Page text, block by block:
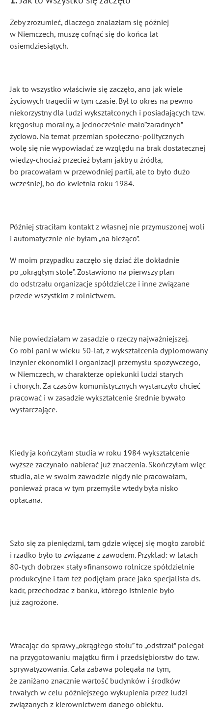
Żeby zrozumieć, dlaczego znalazłam się później
w Niemczech, muszę cofnąć się do końca lat
osiemdziesiątych.
Jak to wszystko właściwie się zaczęło, ano jak wiele
życiowych tragedii w tym czasie. Był to okres na pewno
niekorzystny dla ludzi wykształconych i posiadających tzw.
kręgosłup moralny, a jednocześnie mało”zaradnych”
życiowo. Na temat przemian społeczno-politycznych
wolę się nie wypowiadać ze względu na brak dostatecznej
wiedzy-chociaż przecież byłam jakby u źródła,
bo pracowałam w przewodniej partii, ale to było dużo
wcześniej, bo do kwietnia roku 1984.
Później straciłam kontakt z własnej nie przymuszonej woli
i automatycznie nie byłam „na bieżąco”.
W moim przypadku zaczęło się dziać źle dokładnie
po „okrągłym stole”. Zostawiono na pierwszy plan
do odstrzału organizacje spółdzielcze i inne związane
przede wszystkim z rolnictwem.
Nie powiedziałam w zasadzie o rzeczy najważniejszej.
Co robi pani w wieku 50-lat, z wykształcenia dyplomowany
inżynier ekonomiki i organizacji przemysłu spożywczego,
w Niemczech, w charakterze opiekunki ludzi starych
i chorych. Za czasów komunistycznych wystarczyło chcieć
pracować i w zasadzie wykształcenie średnie bywało
wystarczające.
Kiedy ja kończyłam studia w roku 1984 wykształcenie
wyższe zaczynało nabierać już znaczenia. Skończyłam więc
studia, ale w swoim zawodzie nigdy nie pracowałam,
ponieważ praca w tym przemyśle wtedy była nisko
opłacana.
Szło się za pieniędzmi, tam gdzie więcej się mogło zarobić
i rzadko było to związane z zawodem. Przyklad: w latach
80-tych dobrze« stały »finansowo rolnicze spółdzielnie
produkcyjne i tam też podjęłam prace jako specjalista ds.
kadr, przechodzac z banku, którego istnienie było
już zagrożone.
Wracając do sprawy „okrągłego stołu” to „odstrzał” polegał
na przygotowaniu majątku firm i przedsiębiorstw do tzw.
sprywatyzowania. Cała zabawa polegała na tym,
że zaniżano znacznie wartoś́́ć budynków i środków
trwałych w celu późniejszego wykupienia przez ludzi
związanych z kierownictwem danego obiektu.